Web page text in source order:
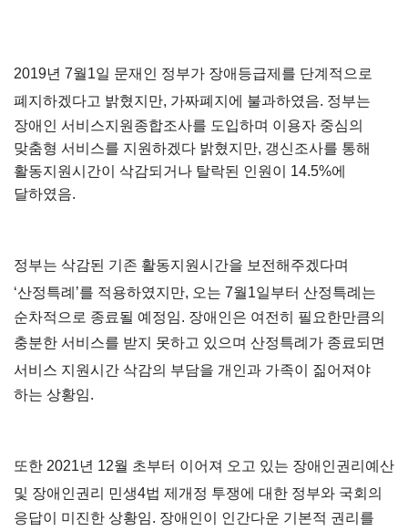
2019년 7월1일 문재인 정부가 장애등급제를 단계적으로
폐지하겠다고 밝혔지만, 가짜폐지에 불과하였음. 정부는
장애인 서비스지원 종합조사를 도입하며 이용자 중심의
맞춤형 서비스를 지원하겠다 밝혔지만, 갱신조사를 통해
활동지원시간이 삭감되거나 탈락된 인원이 14.5%에
달하였음.
정부는 삭감된 기존 활동지원시간을 보전해주겠다며
‘산정특례’를 적용하였지만, 오는 7월1일부터 산정특례는
순차적으로 종료될 예정임. 장애인은 여전히 필요한만큼의
충분한 서비스를 받지 못하고 있으며 산정특례가 종료되면
서비스 지원시간 삭감의 부담을 개인과 가족이 짊어져야
하는 상황임.
또한 2021년 12월 초부터 이어져 오고 있는 장애인권리예산
및 장애인권리 민생4법 제개정 투쟁에 대한 정부와 국회의
응답이 미진한 상황임. 장애인이 인간다운 기본적 권리를